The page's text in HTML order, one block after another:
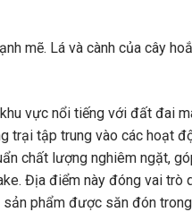
mẽ. Lá và cành của cây
vực nổi tiếng với đất đai
trại tập trung vào các hoạt
chất lượng nghiêm ngặt,
Địa điểm này đóng vai trò
sản phẩm được săn đón trong